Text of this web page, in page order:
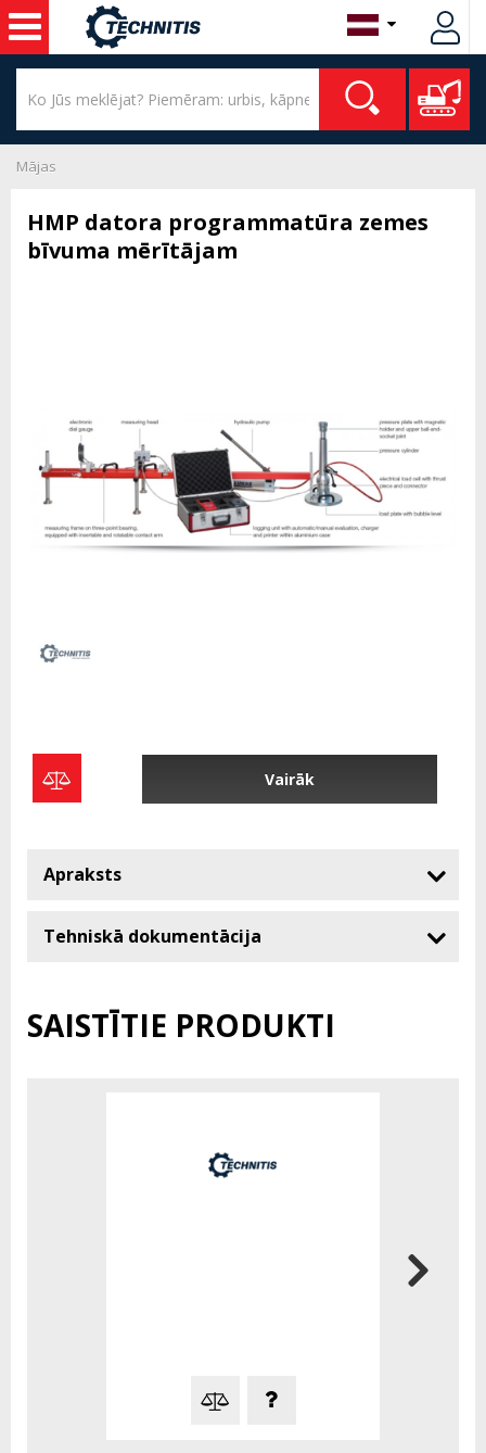
Mājas
HMP datora programmatūra zemes
bīvuma mērītājam
Vairāk
Apraksts
Tehniskā dokumentācija
SAISTĪTIE PRODUKTI